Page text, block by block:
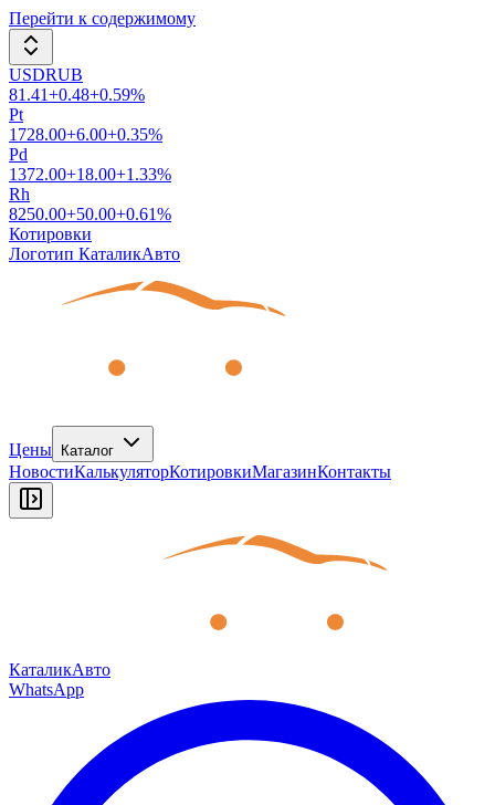
Перейти к содержимому
USDRUB
81.41+0.48+0.59%
Pt
1728.00+6.00+0.35%
Pd
1372.00+18.00+1.33%
Rh
8250.00+50.00+0.61%
Котировки
Логотип КаталикАвто
Цены Каталог
НовостиКалькуляторКотировкиМагазинКонтакты
КаталикАвто
WhatsApp